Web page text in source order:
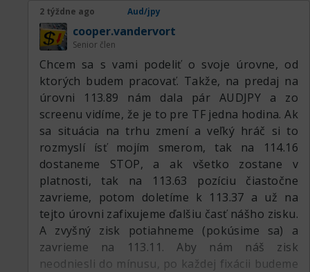
používaných indikátoroch. A teraz akoby táto
divergencia začala fungovať. Čiastočne
odpracovali pokles v minulom júni, v tomto júli
sa niečo nepodarilo, ale stále očakávam pokles.
flexibilitu a preklopiť sa do predajov. Fibo sieť
sa dá stavať rôznymi spôsobmi. Moje
rozhodnutie bolo priviazať ju k dennej sviečke,
čo zjednodušuje nastavenie bez akýchkoľvek
trhových nepresností.
2 týždne ago Aud/jpy
cooper.vandervort
Senior člen
Chcem sa s vami podeliť o svoje úrovne, od
ktorých budem pracovať. Takže, na predaj na
úrovni 113.89 nám dala pár AUDJPY a zo
screenu vidíme, že je to pre TF jedna hodina. Ak
sa situácia na trhu zmení a veľký hráč si to
rozmyslí ísť mojím smerom, tak na 114.16
dostaneme STOP, a ak všetko zostane v
platnosti, tak na 113.63 pozíciu čiastočne
zavrieme, potom doletíme k 113.37 a už na
tejto úrovni zafixujeme ďalšiu časť nášho zisku.
A zvyšný zisk potiahneme (pokúsime sa) a
zavrieme na 113.11. Aby nám náš zisk
neodniesli do mínusu, po každej fixácii budeme